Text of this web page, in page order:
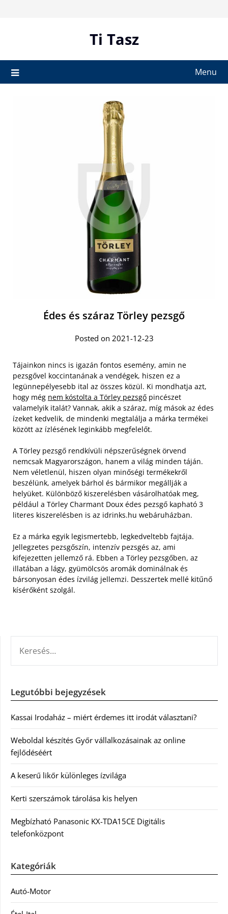
Ti Tasz
Menu
Édes és száraz Törley pezsgő
Posted on 2021-12-23
Tájainkon nincs is igazán fontos esemény, amin ne
pezsgővel koccintanának a vendégek, hiszen ez a
legünnepélyesebb ital az összes közül. Ki mondhatja azt,
hogy még nem kóstolta a Törley pezsgő pincészet
valamelyik italát? Vannak, akik a száraz, míg mások az édes
ízeket kedvelik, de mindenki megtalálja a márka termékei
között az ízlésének leginkább megfelelőt.
A Törley pezsgő rendkívüli népszerűségnek örvend
nemcsak Magyarországon, hanem a világ minden táján.
Nem véletlenül, hiszen olyan minőségi termékekről
beszélünk, amelyek bárhol és bármikor megállják a
helyüket. Különböző kiszerelésben vásárolhatóak meg,
például a Törley Charmant Doux édes pezsgő kapható 3
literes kiszerelésben is az idrinks.hu webáruházban.
Ez a márka egyik legismertebb, legkedveltebb fajtája.
Jellegzetes pezsgőszín, intenzív pezsgés az, ami
kifejezetten jellemző rá. Ebben a Törley pezsgőben, az
illatában a lágy, gyümölcsös aromák dominálnak és
bársonyosan édes ízvilág jellemzi. Desszertek mellé kitűnő
kísérőként szolgál.
Legutóbbi bejegyzések
Kassai Irodaház – miért érdemes itt irodát választani?
Weboldal készítés Győr vállalkozásainak az online
fejlődéséért
A keserű likőr különleges ízvilága
Kerti szerszámok tárolása kis helyen
Megbízható Panasonic KX-TDA15CE Digitális
telefonközpont
Kategóriák
Autó-Motor